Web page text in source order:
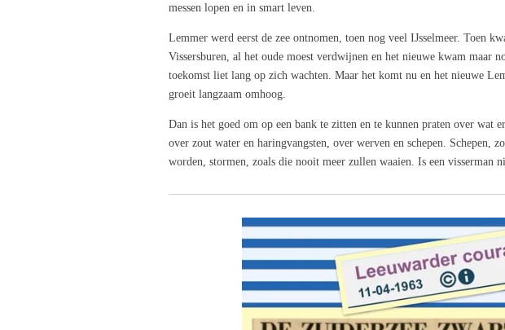
messen lopen en in smart leven.
Lemmer werd eerst de zee ontnomen, toen nog veel IJsselmeer. Toen
Vissersburen, al het oude moest verdwijnen en het nieuwe kwam maar
toekomst liet lang op zich wachten. Maar het komt nu en het nieuwe
groeit langzaam omhoog.
Dan is het goed om op een bank te zitten en te kunnen praten over wat
over zout water en haringvangsten, over werven en schepen. Schepen,
worden, stormen, zoals die nooit meer zullen waaien. Is een visserman